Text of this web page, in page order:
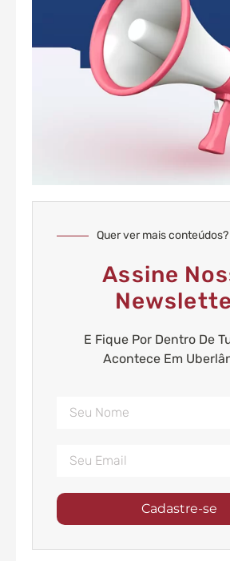
Quer ver mais conteúdos?
Assine
E Fique Por Dentro De
Acontece Em
Cadastre-se